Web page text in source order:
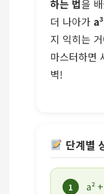
하는 법을
더 나아가
지 익히는
마스터하면
벽!
단계별
1
a²